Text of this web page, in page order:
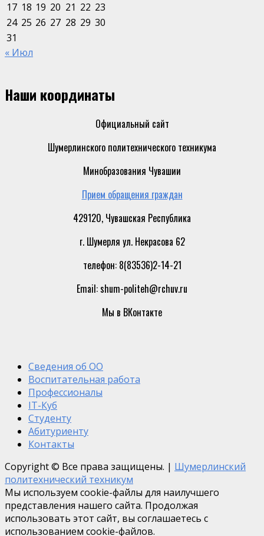
17 18 19 20 21 22 23
24 25 26 27 28 29 30
31
« Июл
Наши координаты
Официальный сайт
Шумерлинского политехнического техникума
Минобразования Чувашии
Прием обращения граждан
429120, Чувашская Республика
г. Шумерля ул. Некрасова 62
телефон: 8(83536)2-14-21
Email: shum-politeh@rchuv.ru
Мы в ВКонтакте
Сведения об ОО
Воспитательная работа
Профессионалы
IT-Куб
Студенту
Абитуриенту
Контакты
Copyright © Все права защищены. | Шумерлинский
политехнический техникум
Мы используем cookie-файлы для наилучшего
представления нашего сайта. Продолжая
использовать этот сайт, вы соглашаетесь с
использованием cookie-файлов.